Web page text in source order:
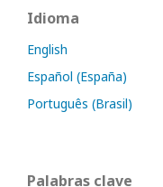
Idioma
English
Español (España)
Português (Brasil)
Palabras clave